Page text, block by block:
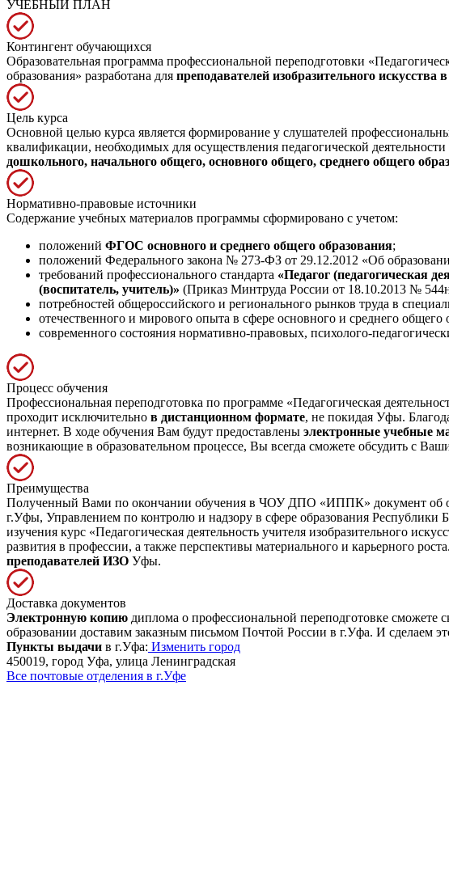
УЧЕБНЫЙ ПЛАН
Контингент обучающихся
Образовательная программа профессиональной переподготовки
образования» разработана для преподавателей изобразительного искусства
Цель курса
Основной целью курса является формирование у слушателей
квалификации, необходимых для осуществления педагогической
дошкольного, начального общего, основного общего, среднего общего
Нормативно-правовые источники
Содержание учебных материалов программы сформировано с учетом:
положений ФГОС основного и среднего общего образования;
положений Федерального закона № 273-ФЗ от 29.12.2012 «Об
требований профессионального стандарта «Педагог (педагогическая
(воспитатель, учитель)» (Приказ Минтруда России от 18.10.2013 №
потребностей общероссийского и регионального рынков труда в
отечественного и мирового опыта в сфере основного и среднего общего
современного состояния нормативно-правовых, психолого-
Процесс обучения
Профессиональная переподготовка по программе «Педагогическая
проходит исключительно в дистанционном формате, не покидая Уфы.
интернет. В ходе обучения Вам будут предоставлены электронные учебные
возникающие в образовательном процессе, Вы всегда сможете обсудить с
Преимущества
Полученный Вами по окончании обучения в ЧОУ ДПО «ИППК» документ об
г.Уфы, Управлением по контролю и надзору в сфере образования
изучения курс «Педагогическая деятельность учителя изобразительного
развития в профессии, а также перспективы материального и карьерного
преподавателей ИЗО Уфы.
Доставка документов
Электронную копию диплома о профессиональной переподготовке сможете
образовании доставим заказным письмом Почтой России в г.Уфа. И сделаем
Пункты выдачи в г.Уфа: Изменить город
450019, город Уфа, улица Ленинградская
Все почтовые отделения в г.Уфе